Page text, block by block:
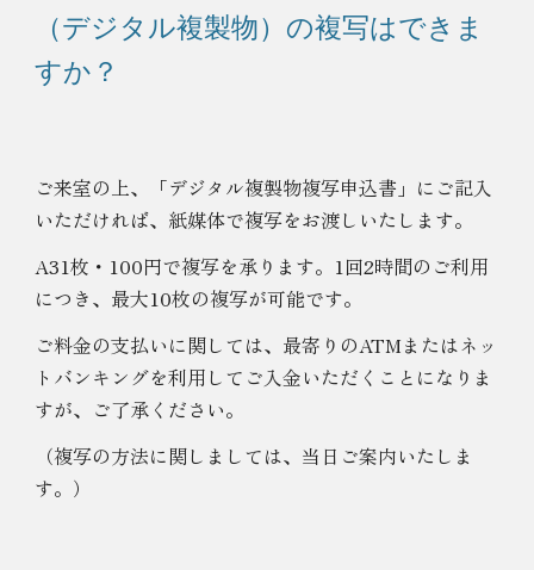
（デジタル複製物）の複写はできま
すか？
ご来室の上、「デジタル複製物複写申込書」にご記入
いただければ、紙媒体で複写をお渡しいたします。
A31枚・100円で複写を承ります。1回2時間のご利用
につき、最大10枚の複写が可能です。
ご料金の支払いに関しては、 最寄りのATMまたはネッ
トバンキングを利用して ご入金いただくことになりま
すが、ご了承ください。
（複写の方法に関しましては、当日ご案内いたしま
す。）